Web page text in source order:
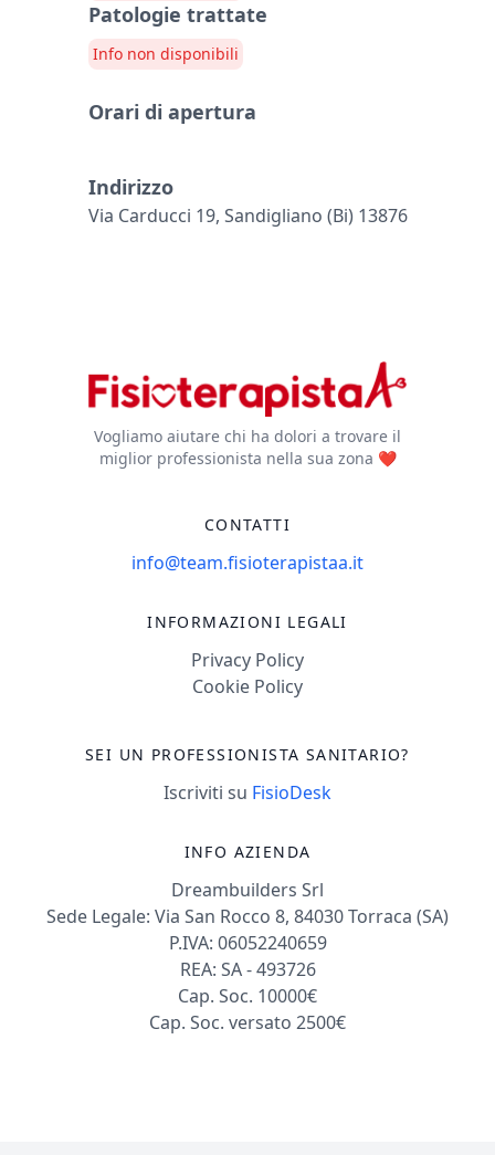
Patologie trattate
Info non disponibili
Orari di apertura
Indirizzo
Via Carducci 19, Sandigliano (bi) 13876
Vogliamo aiutare chi ha dolori a trovare il
miglior professionista nella sua zona ❤️
CONTATTI
info@team.fisioterapistaa.it
INFORMAZIONI LEGALI
Privacy Policy
Cookie Policy
SEI UN PROFESSIONISTA SANITARIO?
Iscriviti su FisioDesk
INFO AZIENDA
Dreambuilders Srl
Sede Legale: Via San Rocco 8, 84030 Torraca (SA)
P.IVA: 06052240659
REA: SA - 493726
Cap. Soc. 10000€
Cap. Soc. versato 2500€